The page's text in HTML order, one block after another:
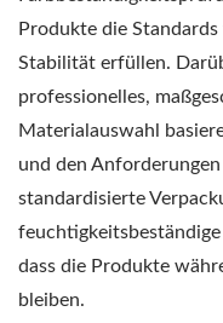
Produkte die
Stabilität erfüllen.
professionelles,
Materialauswahl
und den
standardisierte
dass die Produkte
bleiben.